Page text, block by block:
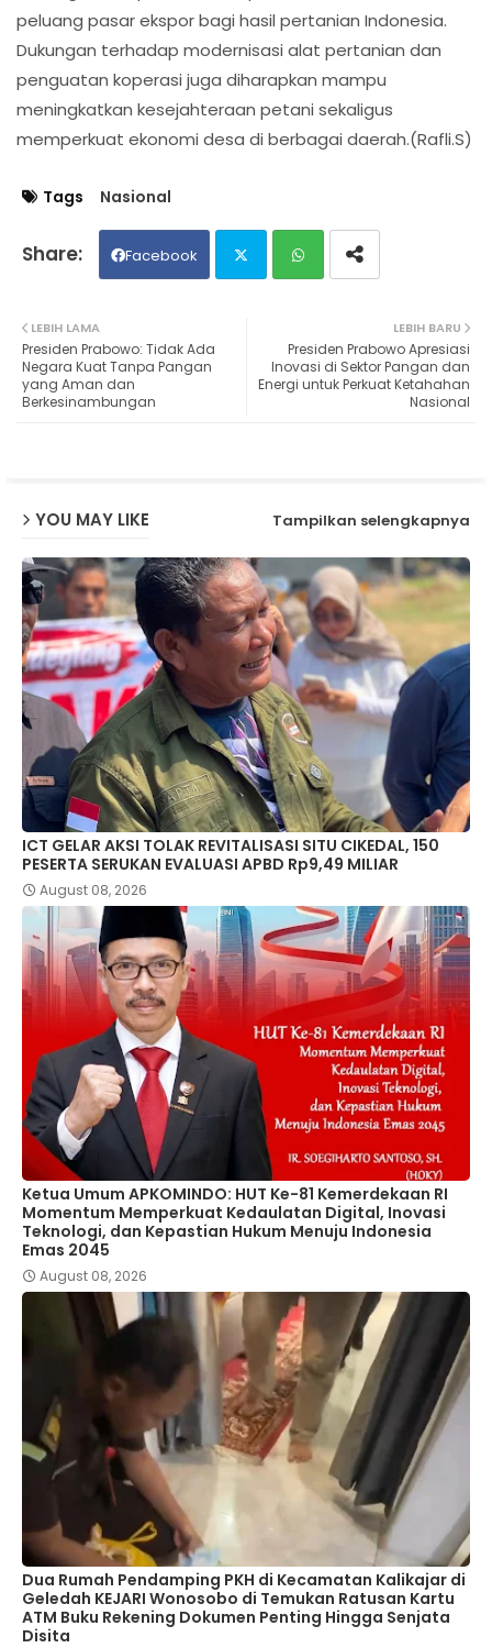
peluang pasar ekspor bagi hasil pertanian Indonesia.
Dukungan terhadap modernisasi alat pertanian dan
penguatan koperasi juga diharapkan mampu
meningkatkan kesejahteraan petani sekaligus
memperkuat ekonomi desa di berbagai daerah.(Rafli.S)
Tags Nasional
Facebook
ats
LEBIH BARU
Presiden Prabowo Apresiasi
Inovasi di Sektor Pangan dan
Energi untuk Perkuat Ketahahan
Nasional
LEBIH LAMA
Presiden Prabowo: Tidak Ada
Negara Kuat Tanpa Pangan
yang Aman dan
Berkesinambungan
YOU MAY LIKE Tampilkan selengkapnya
ICT GELAR AKSI TOLAK REVITALISASI SITU CIKEDAL, 150
PESERTA SERUKAN EVALUASI APBD Rp9,49 MILIAR
August 08, 2026
Ketua Umum APKOMINDO: HUT Ke-81 Kemerdekaan RI
Momentum Memperkuat Kedaulatan Digital, Inovasi
Teknologi, dan Kepastian Hukum Menuju Indonesia
Emas 2045
August 08, 2026
Dua Rumah Pendamping PKH di Kecamatan Kalikajar di
Geledah KEJARI Wonosobo di Temukan Ratusan Kartu
ATM Buku Rekening Dokumen Penting Hingga Senjata
Disita